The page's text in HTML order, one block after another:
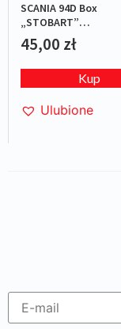
SCANIA 94D Box
„STOBART”
Green/Red/White
45,00 zł
Kup
Ulubione